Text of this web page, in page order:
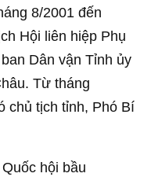
8/2001 đến
Hội liên hiệp Phụ
Dân vận Tỉnh ủy
Từ tháng
chủ tịch tỉnh, Phó Bí
hội bầu